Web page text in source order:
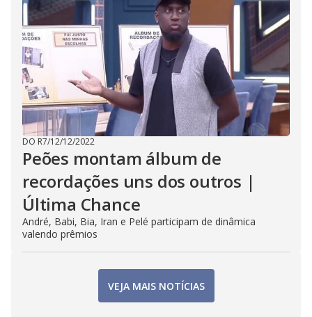
DO R7/12/12/2022
Peões montam álbum de
recordações uns dos outros |
Última Chance
André, Babi, Bia, Iran e Pelé participam de dinâmica
valendo prêmios
VEJA MAIS NOTÍCIAS